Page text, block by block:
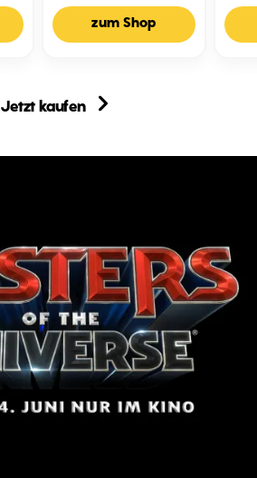
zum Shop
Jetzt kaufen